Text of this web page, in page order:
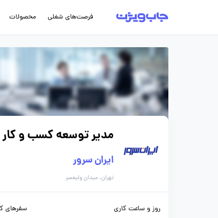
فرصت‌های شغلی محصولات
مدیر توسعه کسب و کار
ایران سرور
تهران، میدان ولیعصر
روز و ساعت کاری سفرهای